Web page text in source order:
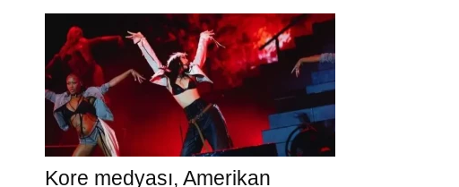
Kore medyası, Amerikan